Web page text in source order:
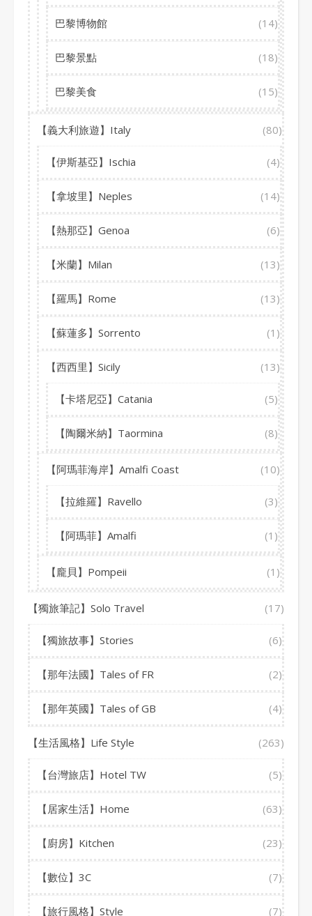
巴黎博物館 (14)
巴黎景點 (18)
巴黎美食 (15)
【義大利旅遊】Italy (80)
【伊斯基亞】Ischia (4)
【拿坡里】Neples (14)
【熱那亞】Genoa (6)
【米蘭】Milan (13)
【羅馬】Rome (13)
【蘇蓮多】Sorrento (1)
【西西里】Sicily (13)
【卡塔尼亞】Catania (5)
【陶爾米納】Taormina (8)
【阿瑪菲海岸】Amalfi Coast (10)
【拉維羅】Ravello (3)
【阿瑪菲】Amalfi (1)
【龐貝】Pompeii (1)
【獨旅筆記】Solo Travel (17)
【獨旅故事】Stories (6)
【那年法國】Tales of FR (2)
【那年英國】Tales of GB (4)
【生活風格】Life Style (263)
【台灣旅店】Hotel TW (5)
【居家生活】Home (63)
【廚房】Kitchen (23)
【數位】3C (7)
【旅行風格】Style (7)